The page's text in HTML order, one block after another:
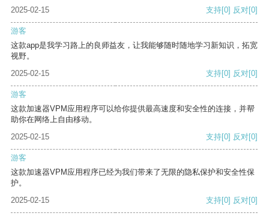
2025-02-15
支持[0] 反对[0]
游客
这款app是我学习路上的良师益友，让我能够随时随地学习新知识，拓宽
视野。
2025-02-15
支持[0] 反对[0]
游客
这款加速器VPM应用程序可以给你提供最高速度和安全性的连接，并帮
助你在网络上自由移动。
2025-02-15
支持[0] 反对[0]
游客
这款加速器VPM应用程序已经为我们带来了无限的隐私保护和安全性保
护。
2025-02-15
支持[0] 反对[0]